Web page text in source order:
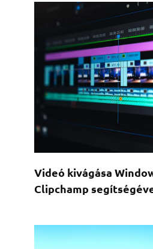
Videó kivágása
Clipchamp